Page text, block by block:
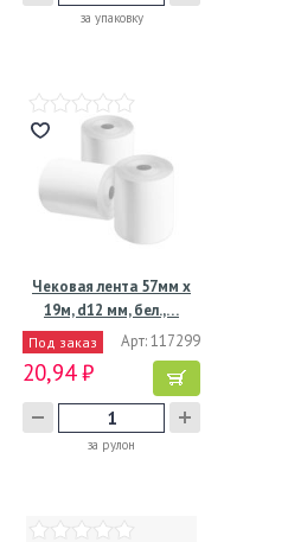
за упаковку
Чековая лента 57мм х
19м, d12 мм, бел.,…
Под заказ Арт: 117299
20,94 ₽
за рулон